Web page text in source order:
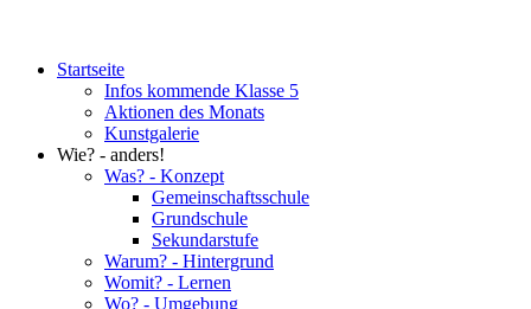
Startseite
Infos kommende Klasse 5
Aktionen des Monats
Kunstgalerie
Wie? - anders!
Was? - Konzept
Gemeinschaftsschule
Grundschule
Sekundarstufe
Warum? - Hintergrund
Womit? - Lernen
Wo? - Umgebung